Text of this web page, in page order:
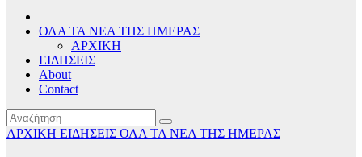
ΟΛΑ ΤΑ ΝΕΑ ΤΗΣ ΗΜΕΡΑΣ
ΑΡΧΙΚΗ
ΕΙΔΗΣΕΙΣ
About
Contact
ΑΡΧΙΚΗ ΕΙΔΗΣΕΙΣ ΟΛΑ ΤΑ ΝΕΑ ΤΗΣ ΗΜΕΡΑΣ